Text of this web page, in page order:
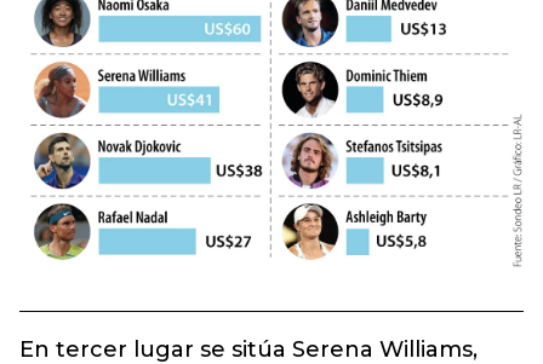
En tercer lugar se sitúa Serena Williams,